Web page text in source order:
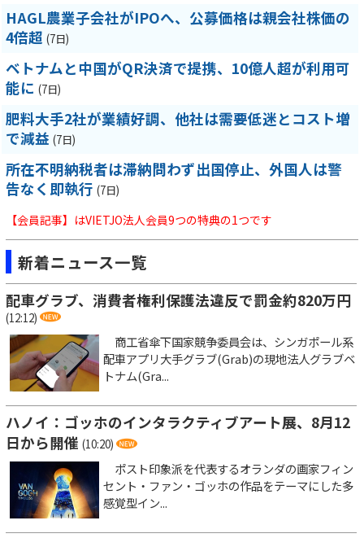
HAGL農業子会社がIPOへ、公募価格は親会社株価の
4倍超 (7日)
ベトナムと中国がQR決済で提携、10億人超が利用可
能に (7日)
肥料大手2社が業績好調、他社は需要低迷とコスト増
で減益 (7日)
所在不明納税者は滞納問わず出国停止、外国人は警
告なく即執行 (7日)
【会員記事】はVIETJO法人会員9つの特典の1つです
新着ニュース一覧
配車グラブ、消費者権利保護法違反で罰金約820万円
(12:12)
商工省傘下国家競争委員会は、シンガポール系
配車アプリ大手グラブ(Grab)の現地法人グラブベ
トナム(Gra...
ハノイ：ゴッホのインタラクティブアート展、8月12
日から開催 (10:20)
ポスト印象派を代表するオランダの画家フィン
セント・ファン・ゴッホの作品をテーマにした多
感覚型イン...